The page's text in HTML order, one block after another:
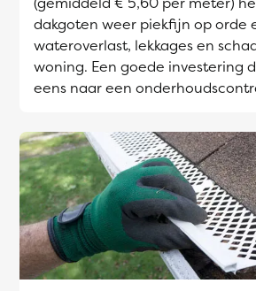
dakgoten weer piekfijn op orde
wateroverlast, lekkages en
woning. Een goede investering
eens naar een